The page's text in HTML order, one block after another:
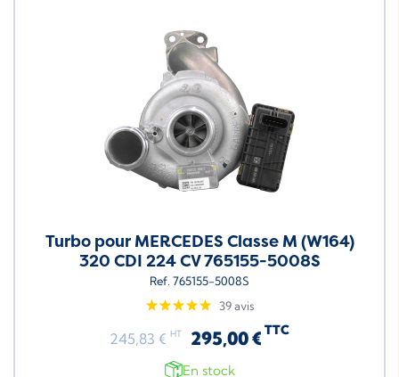
Turbo pour MERCEDES Classe M (W164)
320 CDI 224 CV 765155-5008S
Ref. 765155-5008S
39 avis
245,83 € HT 295,00 € TTC
En stock